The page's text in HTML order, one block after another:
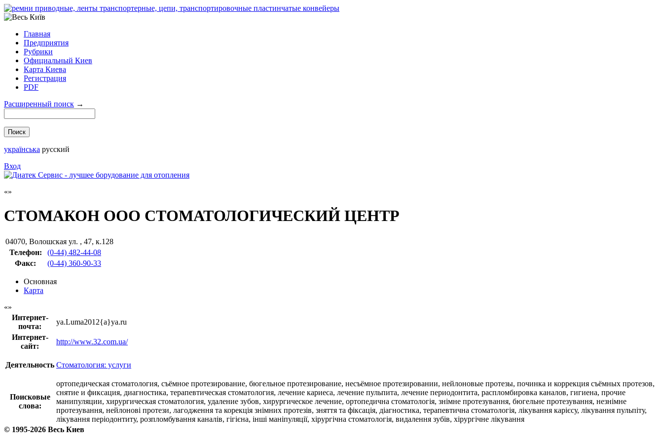
Главная
Предприятия
Рубрики
Официальный Киев
Карта Киева
Регистрация
PDF
Расширенный поиск →
українська русский
Вход
СТОМАКОН ООО СТОМАТОЛОГИЧЕСКИЙ ЦЕНТР
04070, Волошская ул. , 47, к.128
Телефон:
(0-44) 482-44-08
Факс: (0-44) 360-90-33
Основная
Карта
Интернет-
почта:
ya.Luma2012{a}ya.ru
Интернет-
сайт:
http://www.32.com.ua/
Деятельность Стоматология: услуги
Поисковые
слова:
ортопедическая стоматология, съёмное протезирование, бюгельное протезирование, несъёмное протезировании, нейлоновые протезы, починка и коррекция съёмных протезов,
снятие и фиксация, диагностика, терапевтическая стоматология, лечение кариеса, лечение пульпита, лечение периодонтита, распломбировка каналов, гигиена, прочие
манипуляции, хирургическая стоматология, удаление зубов, хирургическое лечение, ортопедична стоматологія, знімне протезування, бюгельне протезування, незнімне
протезування, нейлонові протези, лагодження та корекція знімних протезів, зняття та фіксація, діагностика, терапевтична стоматологія, лікування карієсу, лікування пульпіту,
лікування періодонтиту, розпломбування каналів, гігієна, інші маніпуляції, хірургічна стоматологія, видалення зубів, хірургічне лікування
© 1995-2026 Весь Киев